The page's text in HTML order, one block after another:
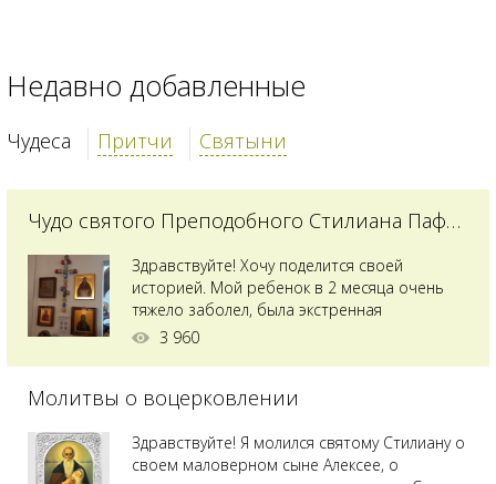
Недавно добавленные
Чудеса Притчи Святыни
Чудо святого Преподобного Стилиана Пафлагонского
Здравствуйте! Хочу поделится своей
историей. Мой ребенок в 2 месяца очень
тяжело заболел, была экстренная
сложнейшая операция, состояние после
святого Владимира я увидела незнакомую
позже прочитав про него, узнала про
Преподобного...
3 960
Молитвы о воцерковлении
Здравствуйте! Я молился святому Стилиану о
своем маловерном сыне Алексее, о